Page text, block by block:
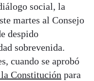
social, la
martes al Consejo
despido
sobrevenida.
cuando se aprobó
Constitución para